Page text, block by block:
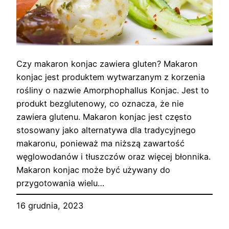
Czy makaron konjac zawiera gluten? Makaron
konjac jest produktem wytwarzanym z korzenia
rośliny o nazwie Amorphophallus Konjac. Jest to
produkt bezglutenowy, co oznacza, że nie
zawiera glutenu. Makaron konjac jest często
stosowany jako alternatywa dla tradycyjnego
makaronu, ponieważ ma niższą zawartość
węglowodanów i tłuszczów oraz więcej błonnika.
Makaron konjac może być używany do
przygotowania wielu…
16 grudnia, 2023